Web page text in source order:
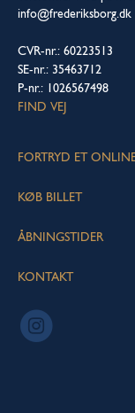
info@frederiksborg.dk
CVR-nr.: 60223513
SE-nr.: 35463712
P-nr.: 1026567498
FIND VEJ
FORTRYD ET
KØB BILLET
ÅBNINGSTIDER
KONTAKT